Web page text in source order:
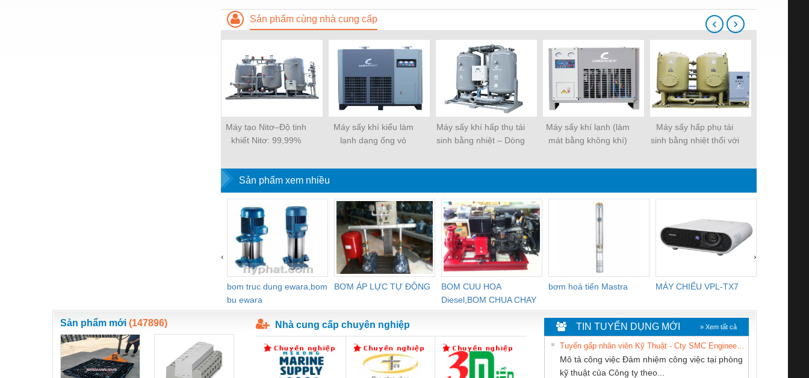
Xe máy - Phụ tùng
Xe tải - phụ tùng
Y khoa - Trang thiết bị
Sản phẩm cùng nhà cung cấp
Máy tạo Nitơ–Độ tinh
khiết Nitơ: 99,99%
Máy sấy khí kiểu làm
lạnh dạng ống vỏ
Máy sấy khí hấp thụ tái
sinh bằng nhiệt – Dòng
Máy sấy khí lạnh (làm
mát bằng không khí)
Máy sấy hấp phụ tái
sinh bằng nhiệt thổi với
‹ ›
Sản phẩm xem nhiều
bom truc dung ewara,bom
bu ewara
BƠM ÁP LỰC TỰ ĐỘNG
BOM CUU HOA
Diesel,BOM CHUA CHAY
bơm hoả tiển Mastra MÁY CHIẾU VPL-TX7
‹ ›
Sản phẩm mới (147896) Nhà cung cấp chuyên nghiệp TIN TUYỂN DỤNG MỚI » Xem tất cả
Mô tả công việc Đảm nhiệm công việc tại phòng
kỹ thuật của Công ty theo...